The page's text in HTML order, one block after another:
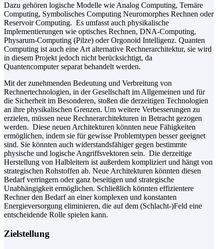
Dazu gehören logische Modelle wie Analog Computing, Ternäre
Computing, Symbolisches Computing Neuromorphes Rechnen oder
Reservoir Computing. Es umfasst auch physikalische
Implementierungen wie optisches Rechnen, DNA-Computing,
Physarum-Computing (Pilze) oder Orgonoid Intelligenz. Quanten
Computing ist auch eine Art alternative Rechnerarchitektur, sie wird
in diesem Projekt jedoch nicht berücksichtigt, da
Quantencomputer separat behandelt werden.
Mit der zunehmenden Bedeutung und Verbreitung von
Rechnertechnologien, in der Gesellschaft im Allgemeinen und für
die Sicherheit im Besonderen, stoßen die derzeitigen Technologien
an ihre physikalischen Grenzen. Um weitere Verbesserungen zu
erzielen, müssen neue Rechnerarchitekturen in Betracht gezogen
werden. Diese neuen Architekturen könnten neue Fähigkeiten
ermöglichen, indem sie für gewisse Problemtypen besser geeignet
sind. Sie könnten auch widerstandsfähiger gegen bestimmte
physische und logische Angriffsvektoren sein. Die derzeitige
Herstellung von Halbleitern ist außerdem kompliziert und hängt von
strategischen Rohstoffen ab. Neue Architekturen könnten diesen
Bedarf verringern oder ganz beseitigen und strategische
Unabhängigkeit ermöglichen. Schließlich könnten effizientere
Rechner den Bedarf an einer komplexen und konstanten
Energieversorgung eliminieren, die auf dem (Schlacht-)Feld eine
entscheidende Rolle spielen kann.
Zielstellung